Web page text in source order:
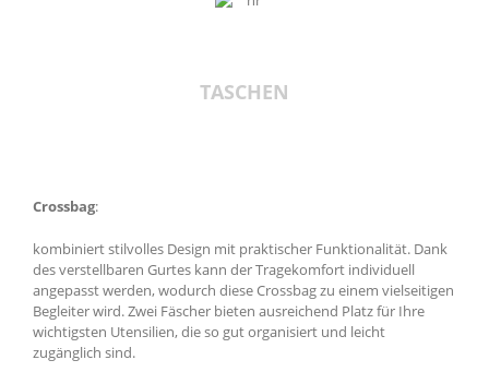
TASCHEN
Crossbag:
kombiniert stilvolles Design mit praktischer Funktionalität. Dank
des verstellbaren Gurtes kann der Tragekomfort individuell
angepasst werden, wodurch diese Crossbag zu einem vielseitigen
Begleiter wird. Zwei Fäscher bieten ausreichend Platz für Ihre
wichtigsten Utensilien, die so gut organisiert und leicht
zugänglich sind.